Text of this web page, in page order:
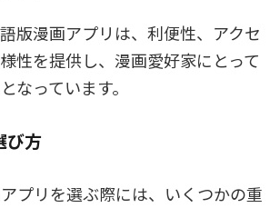
版漫画アプリは、利便性、アクセ
性を提供し、漫画愛好家にとって
なっています。
び方
プリを選ぶ際には、いくつかの重